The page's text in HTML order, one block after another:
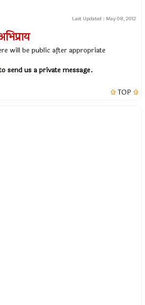
Last Updated : May 08, 2012
will be public after appropriate
send us a private message.
TOP